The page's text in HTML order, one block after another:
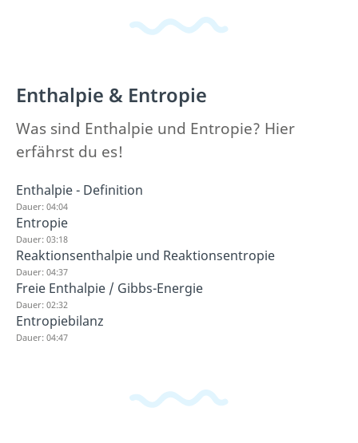
Enthalpie & Entropie
Was sind Enthalpie und Entropie? Hier
erfährst du es!
Enthalpie - Definition
Dauer: 04:04
Entropie
Dauer: 03:18
Reaktionsenthalpie und Reaktionsentropie
Dauer: 04:37
Freie Enthalpie / Gibbs-Energie
Dauer: 02:32
Entropiebilanz
Dauer: 04:47